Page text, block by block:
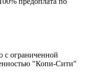
с ограниченной
"Копи-Сити"